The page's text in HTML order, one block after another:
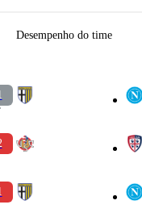
Desempenho do time